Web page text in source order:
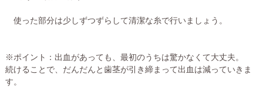
使った部分は少しずつずらして清潔な糸で行いましょう。
※ポイント：出血があっても、最初のうちは驚かなくて大丈夫。
続けることで、だんだんと歯茎が引き締まって出血は減っていきま
す。